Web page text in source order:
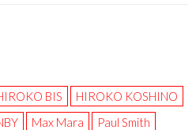
BIS
HIROKO KOSHINO
Max Mara
Paul Smith